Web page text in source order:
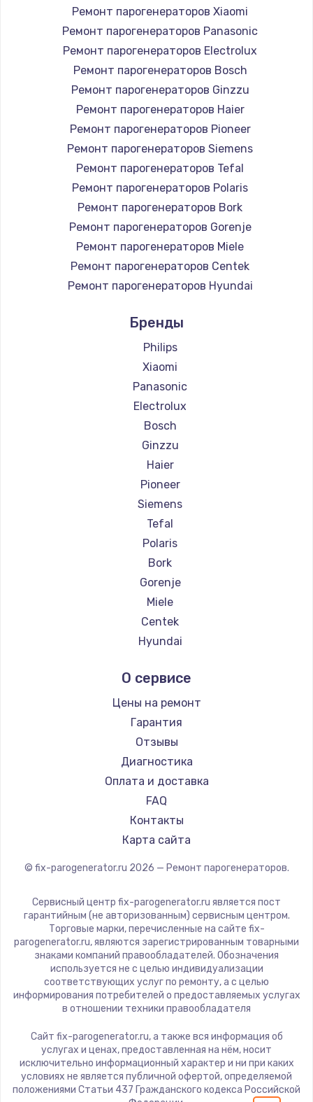
Ремонт парогенераторов Xiaomi
Ремонт парогенераторов Panasonic
Ремонт парогенераторов Electrolux
Ремонт парогенераторов Bosch
Ремонт парогенераторов Ginzzu
Ремонт парогенераторов Haier
Ремонт парогенераторов Pioneer
Ремонт парогенераторов Siemens
Ремонт парогенераторов Tefal
Ремонт парогенераторов Polaris
Ремонт парогенераторов Bork
Ремонт парогенераторов Gorenje
Ремонт парогенераторов Miele
Ремонт парогенераторов Centek
Ремонт парогенераторов Hyundai
Ремонт парогенераторов DELTA
Ремонт парогенераторов Silter
Ремонт парогенераторов Chayka
Ремонт парогенераторов Beko
Ремонт парогенераторов Vivitek
Ремонт парогенераторов RED solution
Бренды
Philips
Xiaomi
Panasonic
Electrolux
Bosch
Ginzzu
Haier
Pioneer
Siemens
Tefal
Polaris
Bork
Gorenje
Miele
Centek
Hyundai
DELTA
Silter
Chayka
Beko
Vivitek
RED solution
О сервисе
Цены на ремонт
Гарантия
Отзывы
Диагностика
Оплата и доставка
FAQ
Контакты
Карта сайта
© fix-parogenerator.ru 2026 — Ремонт парогенераторов.
Сервисный центр fix-parogenerator.ru является пост
гарантийным (не авторизованным) сервисным центром.
Торговые марки, перечисленные на сайте fix-
parogenerator.ru, являются зарегистрированным товарными
знаками компаний правообладателей. Обозначения
используется не с целью индивидуализации
соответствующих услуг по ремонту, а с целью
информирования потребителей о предоставляемых услугах
в отношении техники правообладателя
Сайт fix-parogenerator.ru, а также вся информация об
услугах и ценах, предоставленная на нём, носит
исключительно информационный характер и ни при каких
условиях не является публичной офертой, определяемой
положениями Статьи 437 Гражданского кодекса Российской